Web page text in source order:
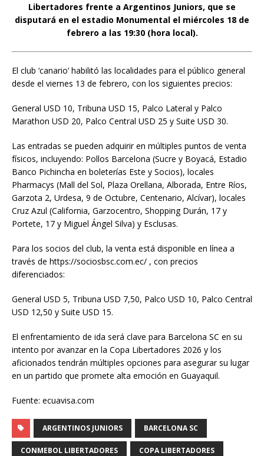
Libertadores frente a Argentinos Juniors, que se
disputará en el estadio Monumental el miércoles 18 de
febrero a las 19:30 (hora local).
El club ‘canario’ habilitó las localidades para el público general
desde el viernes 13 de febrero, con los siguientes precios:
General USD 10, Tribuna USD 15, Palco Lateral y Palco
Marathon USD 20, Palco Central USD 25 y Suite USD 30.
Las entradas se pueden adquirir en múltiples puntos de venta
físicos, incluyendo: Pollos Barcelona (Sucre y Boyacá, Estadio
Banco Pichincha en boleterías Este y Socios), locales
Pharmacys (Mall del Sol, Plaza Orellana, Alborada, Entre Ríos,
Garzota 2, Urdesa, 9 de Octubre, Centenario, Alcívar), locales
Cruz Azul (California, Garzocentro, Shopping Durán, 17 y
Portete, 17 y Miguel Ángel Silva) y Esclusas.
Para los socios del club, la venta está disponible en línea a
través de https://sociosbsc.com.ec/ , con precios
diferenciados:
General USD 5, Tribuna USD 7,50, Palco USD 10, Palco Central
USD 12,50 y Suite USD 15.
El enfrentamiento de ida será clave para Barcelona SC en su
intento por avanzar en la Copa Libertadores 2026 y los
aficionados tendrán múltiples opciones para asegurar su lugar
en un partido que promete alta emoción en Guayaquil.
Fuente: ecuavisa.com
ARGENTINOS JUNIORS BARCELONA SC
CONMEBOL LIBERTADORES COPA LIBERTADORES